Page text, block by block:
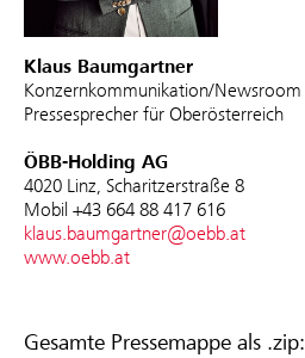
Klaus Baumgartner
Konzernkommunikation/Newsroom
Pressesprecher für Oberösterreich
ÖBB-Holding AG
4020 Linz, Scharitzerstraße 8
Mobil +43 664 88 417 616
klaus.baumgartner@oebb.at
www.oebb.at
Gesamte Pressemappe als .zip: